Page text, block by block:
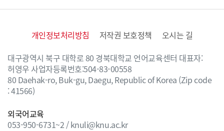
개인정보처리방침 저작권 보호정책
오시는 길
대구광역시 북구 대학로 80 경북대학교 언어교육센터 대표자:
허영우 사업자등록번호:504-83-00558
80 Daehak-ro, Buk-gu, Daegu, Republic of Korea (Zip code
: 41566)
외국어교육
053-950-6731~2 / knuli@knu.ac.kr